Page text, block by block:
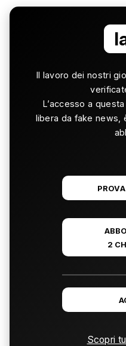
Il lavoro dei nostri
L’accesso a
libera da fake news,
2
Scopri